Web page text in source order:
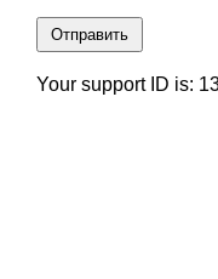
Отправить
Your support ID is: